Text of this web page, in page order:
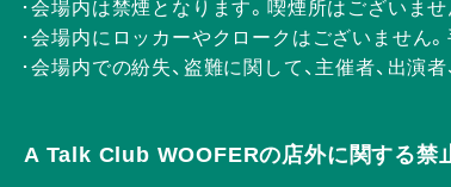
会場内は禁煙となります。喫煙所はございませ
会場内にロッカーやクロークはございません
会場内での紛失、盗難に関して、主催者、出演
A Talk Club WOOFERの店外に関する禁